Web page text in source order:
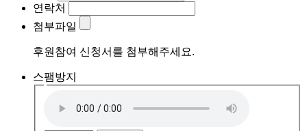
연락처
첨부파일
후원참여 신청서 를 첨부해주세요.
스팸방지